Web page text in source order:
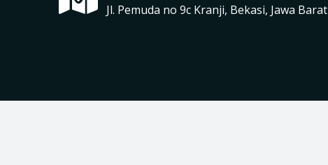
Jl. Pemuda no 9c Kranji, Bekasi, Jawa Barat